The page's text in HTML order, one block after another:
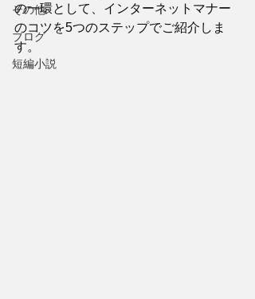
その他
ブログ
短編小説
の一環として、インターネットマナー
のコツを5つのステップでご紹介しま
す。